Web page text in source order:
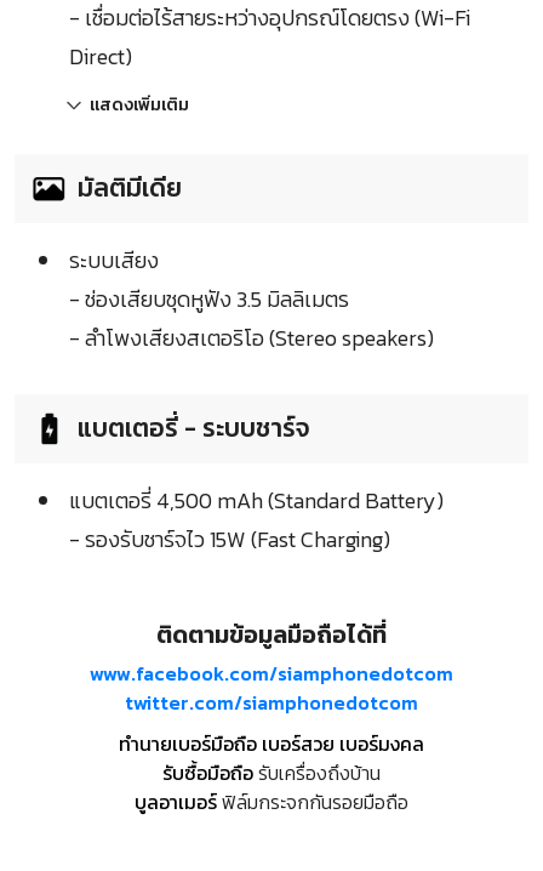
- เชื่อมต่อไร้สายระหว่างอุปกรณ์โดยตรง (Wi-Fi
Direct)
แสดงเพิ่มเติม
มัลติมีเดีย
ระบบเสียง
- ช่องเสียบชุดหูฟัง 3.5 มิลลิเมตร
- ลำโพงเสียงสเตอริโอ (Stereo speakers)
แบตเตอรี่ - ระบบชาร์จ
แบตเตอรี่ 4,500 mAh (Standard Battery)
- รองรับชาร์จไว 15W (Fast Charging)
ติดตามข้อมูลมือถือได้ที่
www.facebook.com/siamphonedotcom
twitter.com/siamphonedotcom
ทำนายเบอร์มือถือ เบอร์สวย เบอร์มงคล
รับซื้อมือถือรับเครื่องถึงบ้าน
บูลอาเมอร์ฟิล์มกระจกกันรอยมือถือ